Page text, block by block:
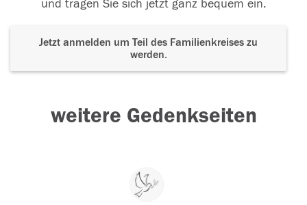
und tragen Sie sich jetzt ganz bequem ein.
Jetzt anmelden um Teil des Familienkreises zu
werden.
weitere Gedenkseiten